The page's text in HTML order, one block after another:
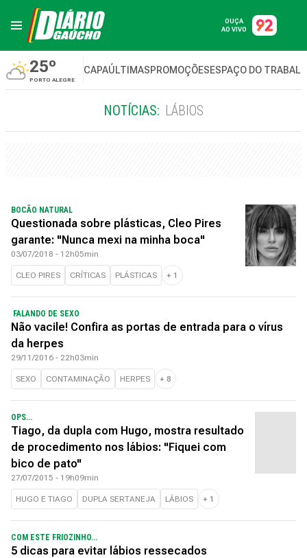
OUÇA
AO VIVO
25º
PORTO ALEGRE
CAPAÚLTIMASPROMOÇÕESESPAÇO DO
NOTÍCIAS: LÁBIOS
BOCÃO NATURAL
Questionada sobre plásticas, Cleo Pires
garante: "Nunca mexi na minha boca"
03/07/2018 - 12h05min
CLEO PIRES CRÍTICAS PLÁSTICAS + 1
FALANDO DE SEXO
Não vacile! Confira as portas de entrada para o vírus
da herpes
29/11/2016 - 22h03min
SEXO CONTAMINAÇÃO HERPES + 8
OPS...
Tiago, da dupla com Hugo, mostra resultado
de procedimento nos lábios: "Fiquei com
bico de pato"
27/07/2015 - 19h09min
HUGO E TIAGO DUPLA SERTANEJA LÁBIOS + 1
COM ESTE FRIOZINHO...
5 dicas para evitar lábios ressecados